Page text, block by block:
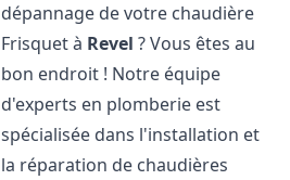
dépannage de votre chaudière
Frisquet à Revel ? Vous êtes au
bon endroit ! Notre équipe
d'experts en plomberie est
spécialisée dans l'installation et
la réparation de chaudières